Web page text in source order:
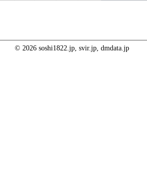
© 2026 soshi1822.jp, svir.jp, dmdata.jp